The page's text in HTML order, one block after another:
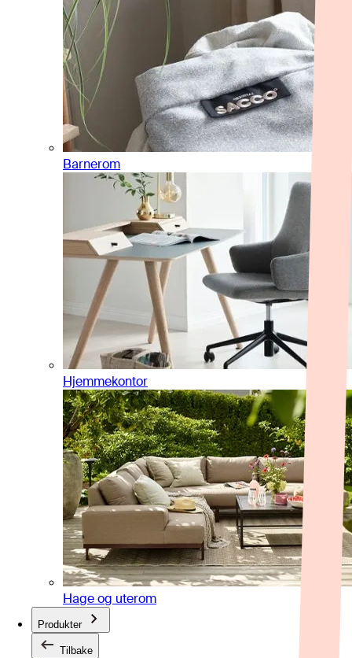
Barnerom
Hjemmekontor
Hage og uterom
Produkter
Tilbake